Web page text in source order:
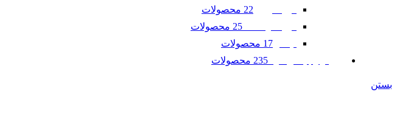
22 محصولات
25 محصولات
17 محصولات
235 محصولات
بستن